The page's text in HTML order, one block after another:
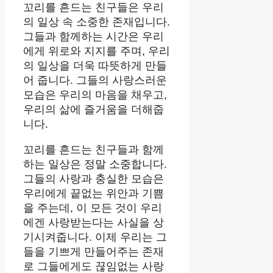
꼬리를 흔드는 친구들은 우리
의 일상 속 소중한 존재입니다.
그들과 함께하는 시간은 우리
에게 위로와 지지를 주며, 우리
의 일상을 더욱 따뜻하게 만들
어 줍니다. 그들의 사랑스러운
모습은 우리의 마음을 채우고,
우리의 삶에 즐거움을 더해줍
니다.
꼬리를 흔드는 친구들과 함께
하는 일상은 정말 소중합니다.
그들의 사랑과 충실한 모습은
우리에게 끝없는 위안과 기쁨
을 주는데, 이 모든 것이 우리
에겐 사랑받는다는 사실을 상
기시켜줍니다. 이제 우리는 그
들을 기쁘게 만들어주는 존재
로 그들에게도 끊임없는 사랑